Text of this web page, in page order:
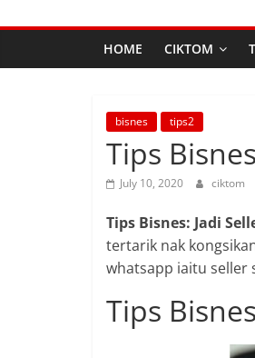
HOME CIKTOM
bisnes tips2
Tips
July 10, 2020 ciktom
Tips Bisnes: Jadi
tertarik nak
whatsapp iaitu seller
Tips